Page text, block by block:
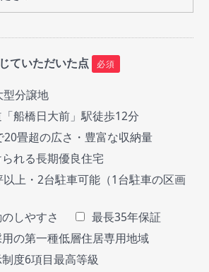
ていただいた点 必須
型分譲地
船橋日大前」駅徒歩12分
20畳超の広さ・豊富な収納量
れる長期優良住宅
上・2台駐車可能（1台駐車の区画
しやすさ
最長35年保証
の第一種低層住居専用地域
度6項目最高等級